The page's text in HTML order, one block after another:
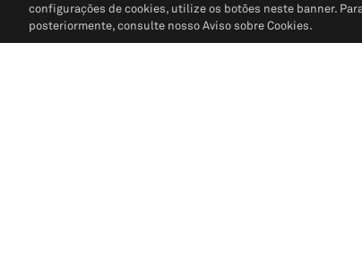
configurações de cookies, utilize os botões neste banner.
posteriormente, consulte nosso Aviso sobre Cookies.